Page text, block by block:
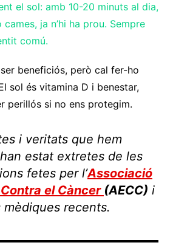
el sol: amb 10-20 minuts al dia,
ja n’hi ha prou. Sempre
comú.
beneficiós, però cal fer-ho
sol és vitamina D i benestar,
perillós si no ens protegim.
i veritats que hem
estat extretes de les
fetes per l’Associació
el Càncer (AECC) i
recents.